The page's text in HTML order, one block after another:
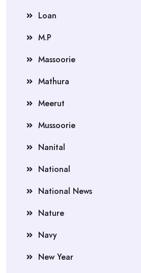
Loan
M.P
Massoorie
Mathura
Meerut
Mussoorie
Nanital
National
National News
Nature
Navy
New Year